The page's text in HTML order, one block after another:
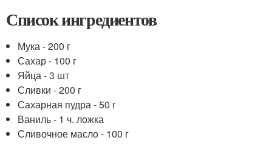
Список ингредиентов
Мука - 200 г
Сахар - 100 г
Яйца - 3 шт
Сливки - 200 г
Сахарная пудра - 50 г
Ваниль - 1 ч. ложка
Сливочное масло - 100 г